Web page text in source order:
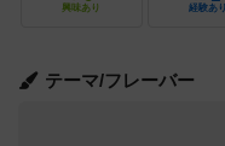
興味あり 経験あり
テーマ/フレーバー